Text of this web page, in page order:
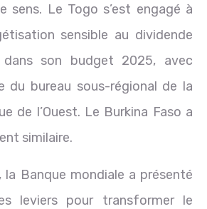
sens. Le Togo s’est engagé à
sensible au dividende
dans son budget 2025, avec
du bureau sous-régional de la
de l’Ouest. Le Burkina Faso a
similaire.
la Banque mondiale a présenté
leviers pour transformer le